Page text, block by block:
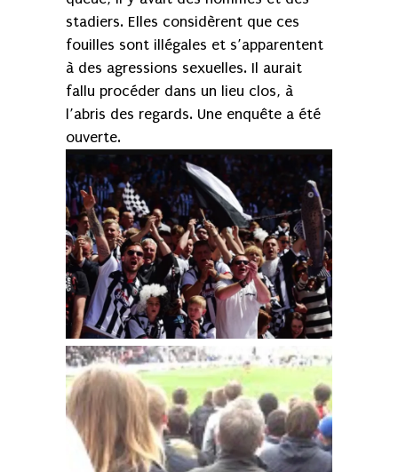
stadiers. Elles considèrent que ces
fouilles sont illégales et s’apparentent
à des agressions sexuelles. Il aurait
fallu procéder dans un lieu clos, à
l’abris des regards. Une enquête a été
ouverte.